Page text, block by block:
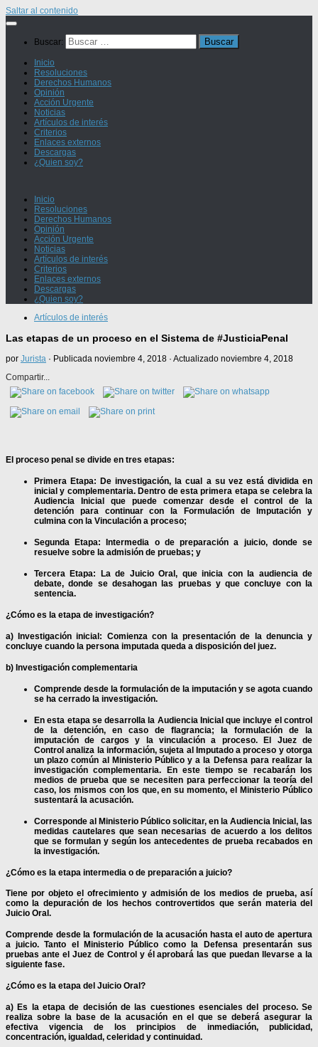
Saltar al contenido
Buscar:
Inicio
Resoluciones
Derechos Humanos
Opinión
Acción Urgente
Noticias
Artículos de interés
Criterios
Enlaces externos
Descargas
¿Quien soy?
Inicio
Resoluciones
Derechos Humanos
Opinión
Acción Urgente
Noticias
Artículos de interés
Criterios
Enlaces externos
Descargas
¿Quien soy?
Artículos de interés
Las etapas de un proceso en el Sistema de #JusticiaPenal
por Jurista · Publicada noviembre 4, 2018 · Actualizado noviembre 4, 2018
Compartir...
El proceso penal se divide en tres etapas:
Primera Etapa: De investigación, la cual a su vez está dividida en
inicial y complementaria. Dentro de esta primera etapa se celebra la
Audiencia Inicial que puede comenzar desde el control de la
detención para continuar con la Formulación de Imputación y
culmina con la Vinculación a proceso;
Segunda Etapa: Intermedia o de preparación a juicio, donde se
resuelve sobre la admisión de pruebas; y
Tercera Etapa: La de Juicio Oral, que inicia con la audiencia de
debate, donde se desahogan las pruebas y que concluye con la
sentencia.
¿Cómo es la etapa de investigación?
a) Investigación inicial: Comienza con la presentación de la denuncia y
concluye cuando la persona imputada queda a disposición del juez.
b) Investigación complementaria
Comprende desde la formulación de la imputación y se agota cuando
se ha cerrado la investigación.
En esta etapa se desarrolla la Audiencia Inicial que incluye el control
de la detención, en caso de flagrancia; la formulación de la
imputación de cargos y la vinculación a proceso. El Juez de
Control analiza la información, sujeta al Imputado a proceso y otorga
un plazo común al Ministerio Público y a la Defensa para realizar la
investigación complementaria. En este tiempo se recabarán los
medios de prueba que se necesiten para perfeccionar la teoría del
caso, los mismos con los que, en su momento, el Ministerio Público
sustentará la acusación.
Corresponde al Ministerio Público solicitar, en la Audiencia Inicial, las
medidas cautelares que sean necesarias de acuerdo a los delitos
que se formulan y según los antecedentes de prueba recabados en
la investigación.
¿Cómo es la etapa intermedia o de preparación a juicio?
Tiene por objeto el ofrecimiento y admisión de los medios de prueba, así
como la depuración de los hechos controvertidos que serán materia del
Juicio Oral.
Comprende desde la formulación de la acusación hasta el auto de apertura
a juicio. Tanto el Ministerio Público como la Defensa presentarán sus
pruebas ante el Juez de Control y él aprobará las que puedan llevarse a la
siguiente fase.
¿Cómo es la etapa del Juicio Oral?
a) Es la etapa de decisión de las cuestiones esenciales del proceso. Se
realiza sobre la base de la acusación en el que se deberá asegurar la
efectiva vigencia de losprincipios de inmediación, publicidad,
concentración, igualdad, celeridad y continuidad.